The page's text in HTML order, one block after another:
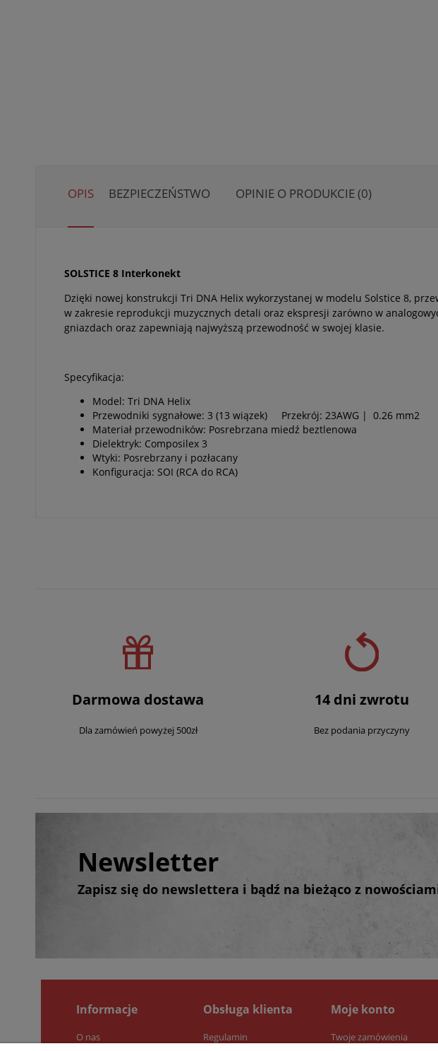
OPIS BEZPIECZEŃSTWO OPINIE O PRODUKCIE (0)
SOLSTICE 8 Interkonekt
Dzięki nowej konstrukcji Tri DNA Helix wykorzystanej w modelu Solstice 8,
w zakresie reprodukcji muzycznych detali oraz ekspresji zarówno w
gniazdach oraz zapewniają najwyższą przewodność w swojej klasie.
Specyfikacja:
Model: Tri DNA Helix
Przewodniki sygnałowe: 3 (13 wiązek) Przekrój: 23AWG | 0.26 mm2
Materiał przewodników: Posrebrzana miedź beztlenowa
Dielektryk: Composilex 3
Wtyki: Posrebrzany i pozłacany
Konfiguracja: SOI (RCA do RCA)
Darmowa dostawa
Dla zamówień powyżej 500zł
14 dni zwrotu
Bez podania przyczyny
Newsletter
Zapisz się do newslettera i bądź na bieżąco z
Informacje
O nas
Obsługa klienta
Regulamin
Moje konto
Twoje zamówienia